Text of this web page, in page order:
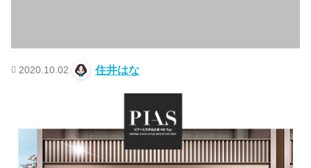
2020.10.02 住井はな